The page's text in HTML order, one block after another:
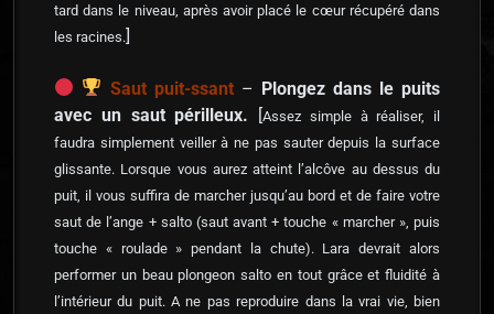
tard dans le niveau, après avoir placé le cœur récupéré dans
les racines.]
Saut puit-ssant– Plongez dans le puits
avec un saut périlleux. [Assez simple à réaliser, il
faudra simplement veiller à ne pas sauter depuis la surface
glissante. Lorsque vous aurez atteint l’alcôve au dessus du
puit, il vous suffira de marcher jusqu’au bord et de faire votre
saut de l’ange + salto (saut avant + touche « marcher », puis
touche « roulade » pendant la chute). Lara devrait alors
performer un beau plongeon salto en tout grâce et fluidité à
l’intérieur du puit. A ne pas reproduire dans la vrai vie, bien